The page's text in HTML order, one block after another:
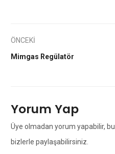
ÖNCEKİ
Mimgas Regülatör
Yorum Yap
Üye olmadan yorum yapabilir,
bizlerle paylaşabilirsiniz.